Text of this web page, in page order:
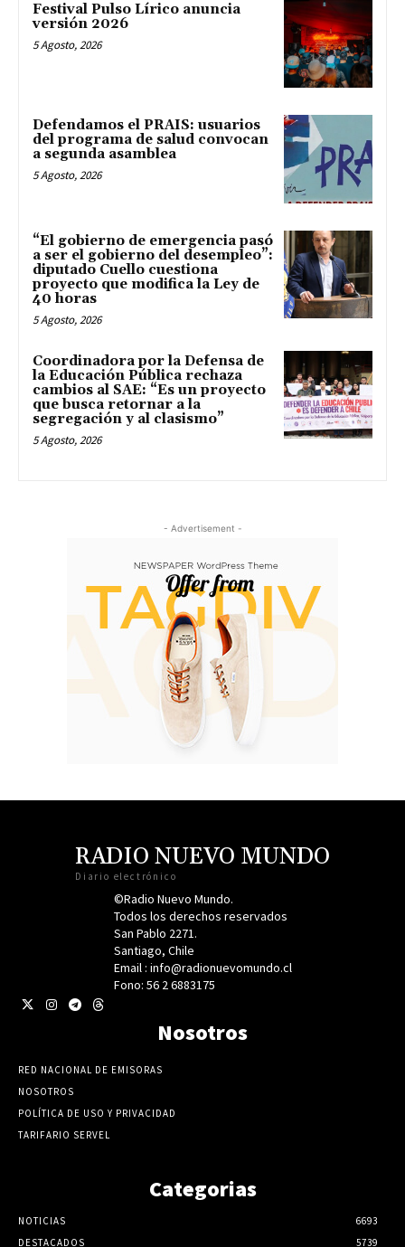
Festival Pulso Lírico anuncia
versión 2026
5 Agosto, 2026
Defendamos el PRAIS: usuarios
del programa de salud convocan
a segunda asamblea
5 Agosto, 2026
“El gobierno de emergencia pasó
a ser el gobierno del desempleo”:
diputado Cuello cuestiona
proyecto que modifica la Ley de
40 horas
5 Agosto, 2026
Coordinadora por la Defensa de
la Educación Pública rechaza
cambios al SAE: “Es un proyecto
que busca retornar a la
segregación y al clasismo”
5 Agosto, 2026
- Advertisement -
RADIO NUEVO MUNDO
Diario electrónico
©Radio Nuevo Mundo.
Todos los derechos reservados
San Pablo 2271.
Santiago, Chile
Email : info@radionuevomundo.cl
Fono: 56 2 6883175
Nosotros
RED NACIONAL DE EMISORAS
NOSOTROS
POLÍTICA DE USO Y PRIVACIDAD
TARIFARIO SERVEL
Categorias
NOTICIAS
6693
DESTACADOS
5739